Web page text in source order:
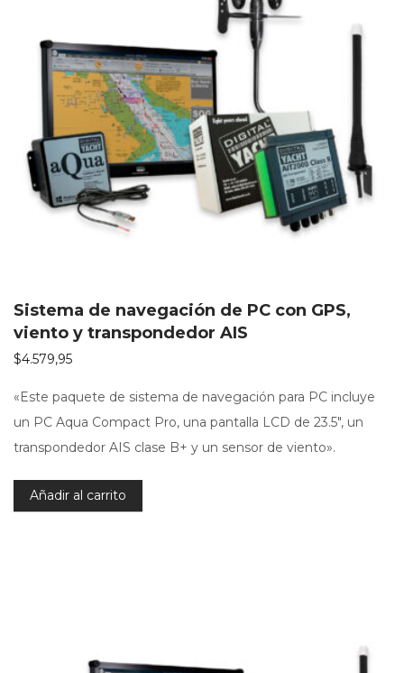
Sistema de navegación de PC con GPS,
viento y transpondedor AIS
$4.579,95
«Este paquete de sistema de navegación para PC incluye
un PC Aqua Compact Pro, una pantalla LCD de 23.5″, un
transpondedor AIS clase B+ y un sensor de viento».
Añadir al carrito